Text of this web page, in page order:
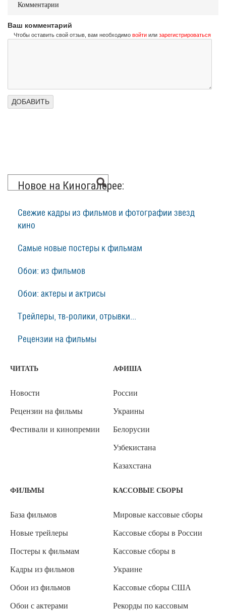
Комментарии
Ваш комментарий
Чтобы оставить свой отзыв, вам необходимо войти или зарегистрироваться
Новое на Киногалерее:
Свежие кадры из фильмов и фотографии звезд
кино
Самые новые постеры к фильмам
Обои: из фильмов
Обои: актеры и актрисы
Трейлеры, тв-ролики, отрывки...
Рецензии на фильмы
ЧИТАТЬ
Новости
Рецензии на фильмы
Фестивали и кинопремии
АФИША
России
Украины
Белорусии
Узбекистана
Казахстана
ФИЛЬМЫ
База фильмов
Новые трейлеры
Постеры к фильмам
Кадры из фильмов
Обои из фильмов
Обои с актерами
КАССОВЫЕ СБОРЫ
Мировые кассовые сборы
Кассовые сборы в России
Кассовые сборы в
Украине
Кассовые сборы США
Рекорды по кассовым